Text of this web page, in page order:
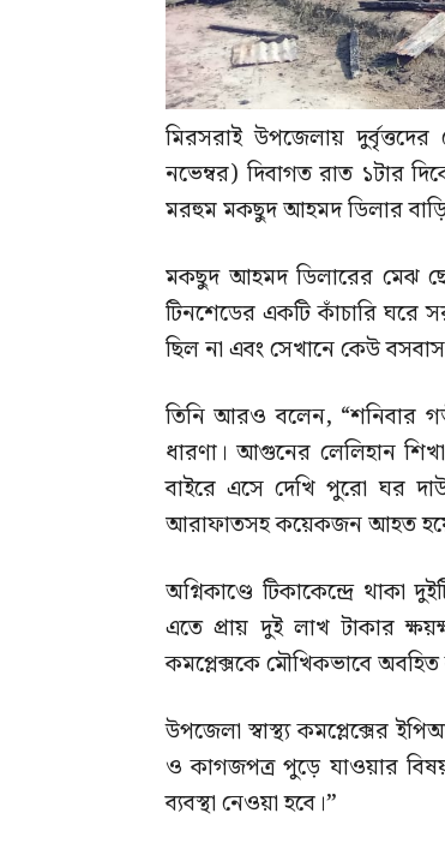
মিরসরাই উপজেলায়
নভেম্বর) দিবাগত রাত ১টার
মরহুম মকছুদ আহমদ ডিলার
মকছুদ আহমদ ডিলারের মেঝ
টিনশেডের একটি কাঁচারি ঘরে
ছিল না এবং সেখানে কেউ
তিনি আরও বলেন, “শনিবার
ধারণা। আগুনের লেলিহান
বাইরে এসে দেখি পুরো ঘর
আরাফাতসহ কয়েকজন আহত
অগ্নিকাণ্ডে টিকাকেন্দ্রে
এতে প্রায় দুই লাখ টাকার
কমপ্লেক্সকে মৌখিকভাবে
উপজেলা স্বাস্থ্য কমপ্লেক্সের
ও কাগজপত্র পুড়ে যাওয়ার
ব্যবস্থা নেওয়া হবে।”